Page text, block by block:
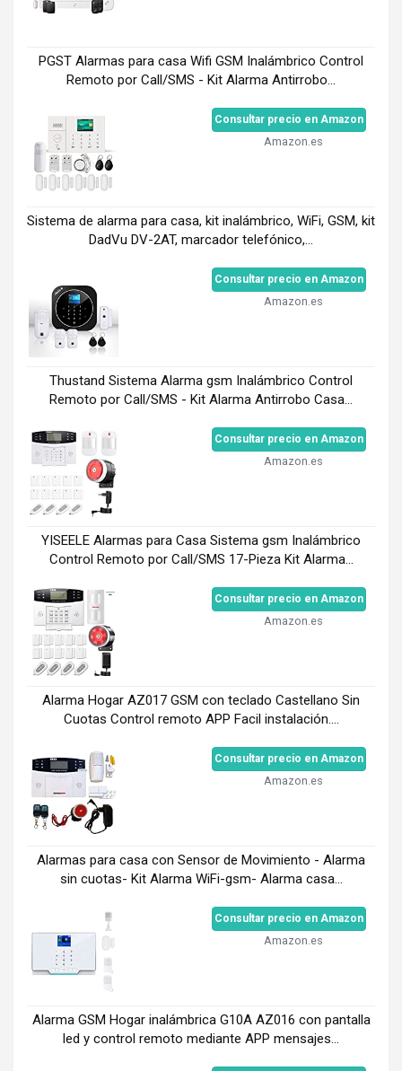
PGST Alarmas para casa Wifi GSM Inalámbrico Control
Remoto por Call/SMS - Kit Alarma Antirrobo...
Consultar precio en Amazon
Amazon.es
Sistema de alarma para casa, kit inalámbrico, WiFi, GSM, kit
DadVu DV-2AT, marcador telefónico,...
Consultar precio en Amazon
Amazon.es
Thustand Sistema Alarma gsm Inalámbrico Control
Remoto por Call/SMS - Kit Alarma Antirrobo Casa...
Consultar precio en Amazon
Amazon.es
YISEELE Alarmas para Casa Sistema gsm Inalámbrico
Control Remoto por Call/SMS 17-Pieza Kit Alarma...
Consultar precio en Amazon
Amazon.es
Alarma Hogar AZ017 GSM con teclado Castellano Sin
Cuotas Control remoto APP Facil instalación....
Consultar precio en Amazon
Amazon.es
Alarmas para casa con Sensor de Movimiento - Alarma
sin cuotas- Kit Alarma WiFi-gsm- Alarma casa...
Consultar precio en Amazon
Amazon.es
Alarma GSM Hogar inalámbrica G10A AZ016 con pantalla
led y control remoto mediante APP mensajes...